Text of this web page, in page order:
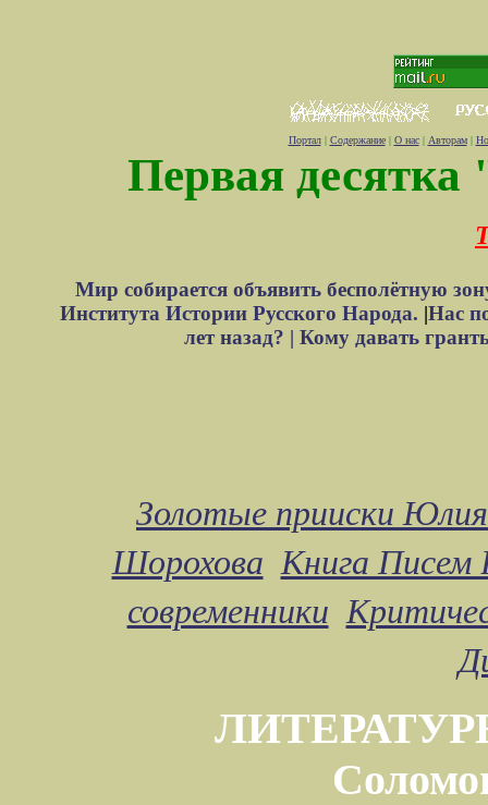
Портал| Содержание| О нас| Авторам|
Первая десятка
Мир собирается объявить бесполётную
Института Истории Русского Народа. |Нас
лет назад? | Кому давать
Золотые прииски
Шорохова Книга Писем
современники